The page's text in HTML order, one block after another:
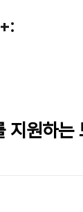
원하는